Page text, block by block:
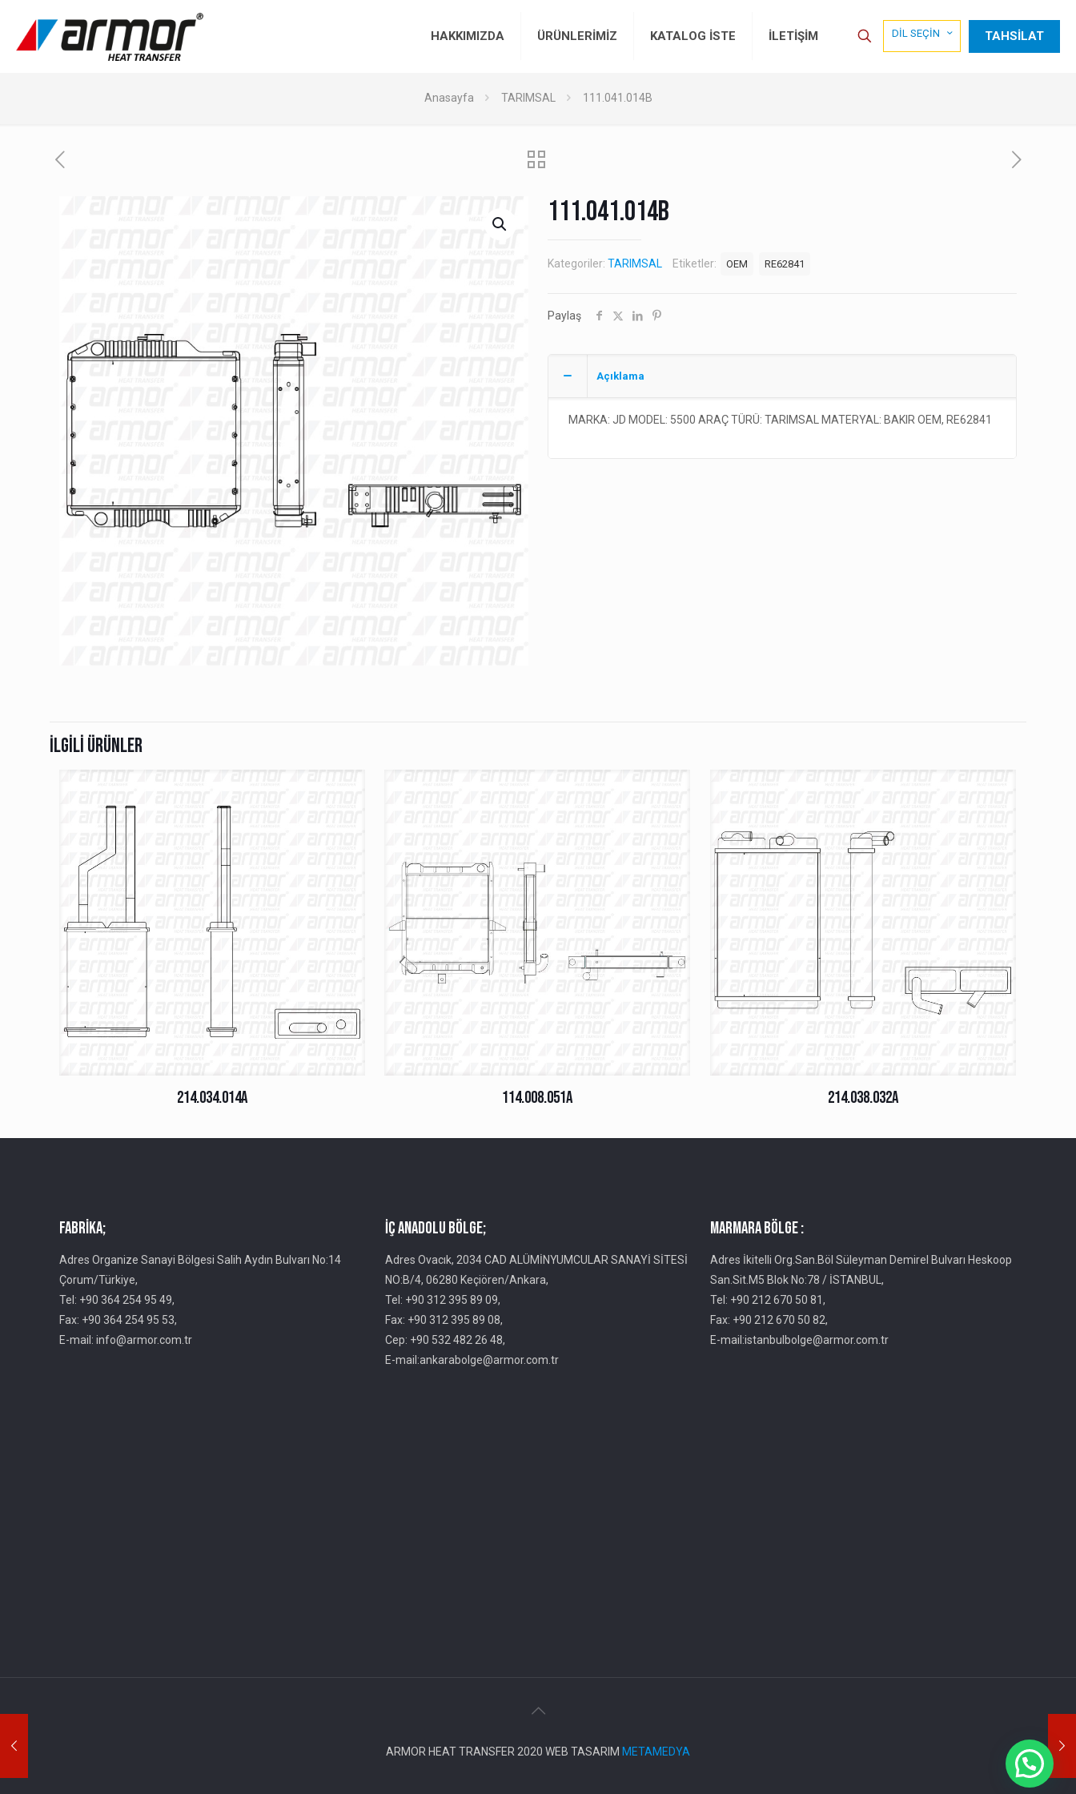
HAKKIMIZDA ÜRÜNLERİMİZ KATALOG İSTE İLETİŞİM DİL SEÇİN TAHSİLAT
Anasayfa TARIMSAL 111.041.014B
111.041.014B
Kategoriler: TARIMSAL Etiketler: OEM RE62841
Paylaş
Açıklama
MARKA: JD MODEL: 5500 ARAÇ TÜRÜ: TARIMSAL MATERYAL: BAKIR OEM, RE62841
İlgili ürünler
214.034.014A 114.008.051A 214.038.032A
Fabrika;
Adres Organize Sanayi Bölgesi Salih Aydın Bulvarı No:14
Çorum/Türkiye,
Tel: +90 364 254 95 49,
Fax: +90 364 254 95 53,
E-mail: info@armor.com.tr
İç Anadolu Bölge;
Adres Ovacık, 2034 CAD ALÜMİNYUMCULAR SANAYİ SİTESİ
NO:B/4, 06280 Keçiören/Ankara,
Tel: +90 312 395 89 09,
Fax: +90 312 395 89 08,
Cep: +90 532 482 26 48,
E-mail:ankarabolge@armor.com.tr
MARMARA BÖLGE :
Adres İkitelli Org.San.Böl Süleyman Demirel Bulvarı Heskoop
San.Sit.M5 Blok No:78 / İSTANBUL,
Tel: +90 212 670 50 81,
Fax: +90 212 670 50 82,
E-mail:istanbulbolge@armor.com.tr
ARMOR HEAT TRANSFER 2020 WEB TASARIM METAMEDYA